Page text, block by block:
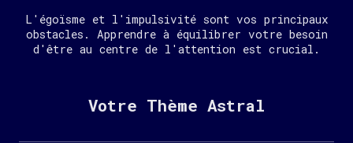
L'égoïsme et l'impulsivité sont vos principaux
obstacles. Apprendre à équilibrer votre besoin
d'être au centre de l'attention est crucial.
Votre Thème Astral